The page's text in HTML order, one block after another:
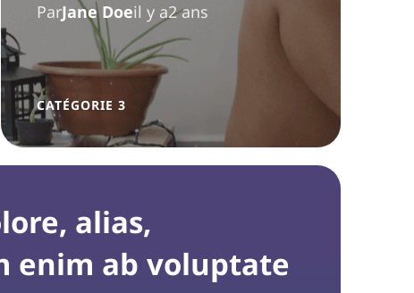
ParJane Doeil y a2 ans
CATÉGORIE 3
alias,
enim ab voluptate